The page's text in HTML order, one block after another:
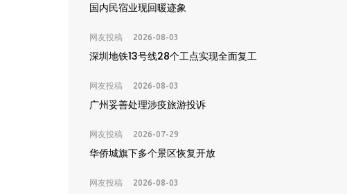
国内民宿业现回暖迹象
网友投稿 2026-08-03
深圳地铁13号线28个工点实现全面复工
网友投稿 2026-08-03
广州妥善处理涉疫旅游投诉
网友投稿 2026-07-29
华侨城旗下多个景区恢复开放
网友投稿 2026-08-03